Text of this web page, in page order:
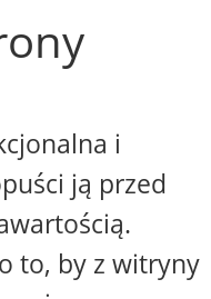
i
ją przed
to, by z witryny